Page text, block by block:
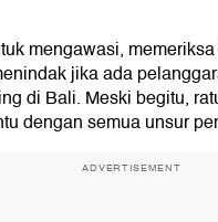
mengawasi,
jika ada
di Bali. Meski begitu,
dengan semua unsur
ADVERTISEMENT